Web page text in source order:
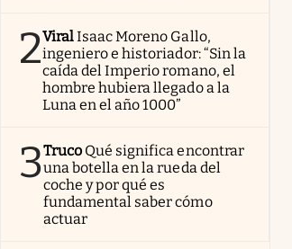
2ViralIsaac Moreno Gallo,
ingeniero e historiador: “Sin la
caída del Imperio romano, el
hombre hubiera llegado a la
Luna en el año 1000”
3Truco Qué significa encontrar
una botella en la rueda del
coche y por qué es
fundamental saber cómo
actuar